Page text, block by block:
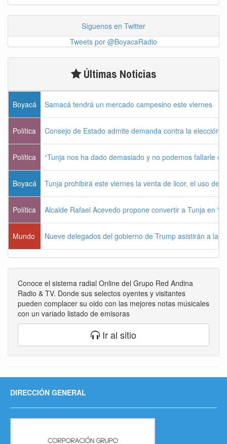
Síguenos en Twitter
Tweets por @BoyacaRadio
Últimas Noticias
Boyacá Samacá tendrá un mercado campesino este viernes
Política Consejo de Estado admite demanda contra la elección
Política “Tunja nos ha dado demasiado y no podemos fallarle
Boyacá Tunja prohibirá este viernes la venta de licor, el uso de
Política Alcalde Rafael Acevedo propone convertir a Tunja en
Mundo Nueve delegados del gobierno de Trump asistirán a la
Conoce el sistema radial Online del Grupo Red Andina
Radio & TV. Donde sus selectos oyentes y visitantes
pueden complacer su oido con las mejores notas músicales
con un variado listado de emisoras
Ir al sitio
DIRECCIÓN GENERAL